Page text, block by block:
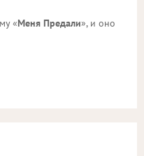
«Меня Предали», и оно